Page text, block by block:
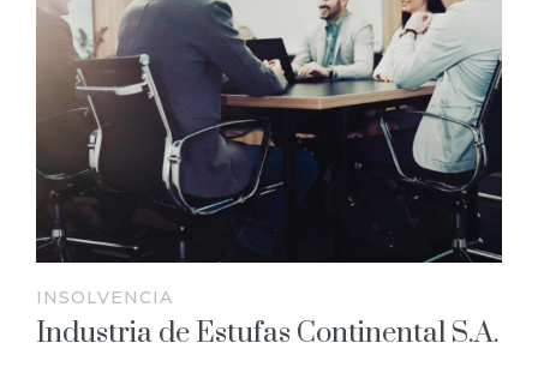
INSOLVENCIA
Industria de Estufas Continental S.A.